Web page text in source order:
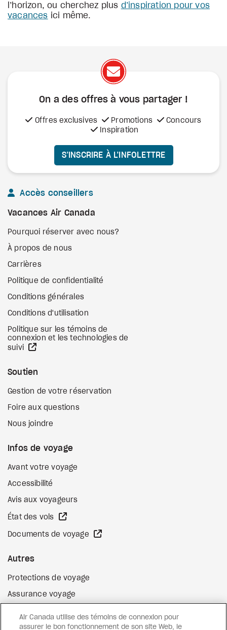
l’horizon, ou cherchez plus d’inspiration pour vos
vacances ici même.
On a des offres à vous partager !
Offres exclusives Promotions
Concours
Inspiration
S’INSCRIRE À L’INFOLETTRE
Accès conseillers
Vacances Air Canada
Pourquoi réserver avec nous?
À propos de nous
Carrières
Politique de confidentialité
Conditions générales
Conditions d'utilisation
Politique sur les témoins de
connexion et les technologies de
suivi
Soutien
Gestion de votre réservation
Foire aux questions
Nous joindre
Infos de voyage
Avant votre voyage
Accessibilité
Avis aux voyageurs
État des vols
Documents de voyage
Autres
Protections de voyage
Assurance voyage
Surclassement de vol
Air Canada utilise des témoins de connexion pour
assurer le bon fonctionnement de son site Web, le